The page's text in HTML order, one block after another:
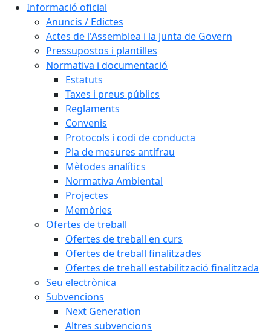
Informació oficial
Anuncis / Edictes
Actes de l'Assemblea i la Junta de Govern
Pressupostos i plantilles
Normativa i documentació
Estatuts
Taxes i preus públics
Reglaments
Convenis
Protocols i codi de conducta
Pla de mesures antifrau
Mètodes analítics
Normativa Ambiental
Projectes
Memòries
Ofertes de treball
Ofertes de treball en curs
Ofertes de treball finalitzades
Ofertes de treball estabilització finalitzada
Seu electrònica
Subvencions
Next Generation
Altres subvencions